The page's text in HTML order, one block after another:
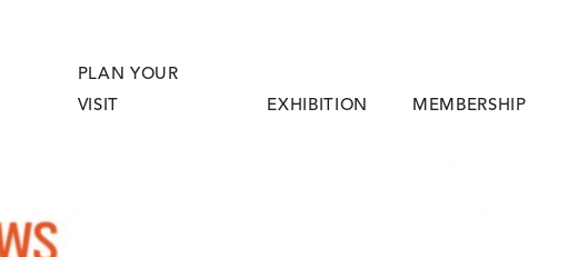
PLAN YOUR
VISIT
EXHIBITION MEMBERSHIP